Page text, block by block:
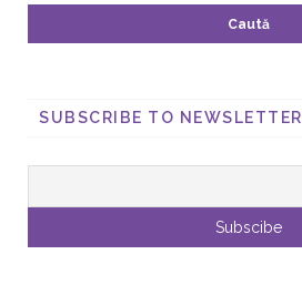
SUBSCRIBE TO NEWSLETTER